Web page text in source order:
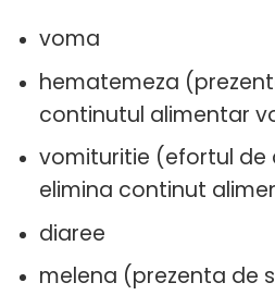
voma
hematemeza
continutul alimentar
vomituritie (efortul de
elimina continut
diaree
melena (prezenta de